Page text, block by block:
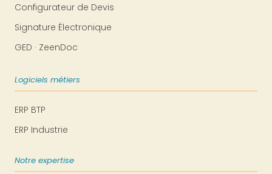
Configurateur de Devis
Signature Électronique
GED · ZeenDoc
Logiciels métiers
ERP BTP
ERP Industrie
Notre expertise